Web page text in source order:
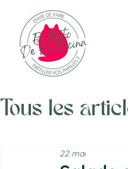
Tous les
Recettes
22 mai